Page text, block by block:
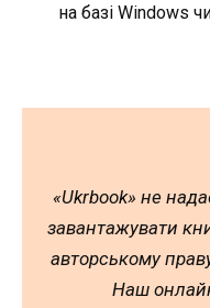
на базі Windows
«Ukrbook» не
завантажувати
авторському
Наш